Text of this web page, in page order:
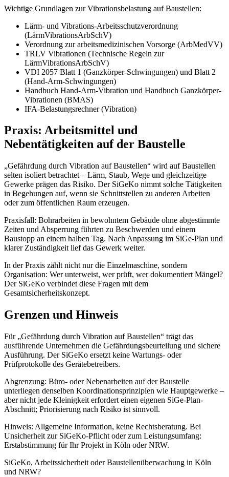
Wichtige Grundlagen zur Vibrationsbelastung auf Baustellen:
Lärm- und Vibrations-Arbeitsschutzverordnung
(LärmVibrationsArbSchV)
Verordnung zur arbeitsmedizinischen Vorsorge (ArbMedVV)
TRLV Vibrationen (Technische Regeln zur
LärmVibrationsArbSchV)
VDI 2057 Blatt 1 (Ganzkörper-Schwingungen) und Blatt 2
(Hand-Arm-Schwingungen)
Handbuch Hand-Arm-Vibration und Handbuch Ganzkörper-
Vibrationen (BMAS)
IFA-Belastungsrechner (Vibration)
Praxis: Arbeitsmittel und
Nebentätigkeiten auf der Baustelle
„Gefährdung durch Vibration auf Baustellen“ wird auf Baustellen
selten isoliert betrachtet – Lärm, Staub, Wege und gleichzeitige
Gewerke prägen das Risiko. Der SiGeKo nimmt solche Tätigkeiten
in Begehungen auf, wenn sie Schnittstellen zu anderen Arbeiten
oder zum öffentlichen Raum erzeugen.
Praxisfall: Bohrarbeiten in bewohntem Gebäude ohne abgestimmte
Zeiten und Absperrung führten zu Beschwerden und einem
Baustopp an einem halben Tag. Nach Anpassung im SiGe-Plan und
klarer Zuständigkeit lief das Gewerk weiter.
In der Praxis zählt nicht nur die Einzelmaschine, sondern
Organisation: Wer unterweist, wer prüft, wer dokumentiert Mängel?
Der SiGeKo verbindet diese Fragen mit dem
Gesamtsicherheitskonzept.
Grenzen und Hinweis
Für „Gefährdung durch Vibration auf Baustellen“ trägt das
ausführende Unternehmen die Gefährdungsbeurteilung und sichere
Ausführung. Der SiGeKo ersetzt keine Wartungs- oder
Prüfprotokolle des Gerätebetreibers.
Abgrenzung: Büro- oder Nebenarbeiten auf der Baustelle
unterliegen denselben Koordinationsprinzipien wie Hauptgewerke –
aber nicht jede Kleinigkeit erfordert einen eigenen SiGe-Plan-
Abschnitt; Priorisierung nach Risiko ist sinnvoll.
Hinweis: Allgemeine Information, keine Rechtsberatung. Bei
Unsicherheit zur SiGeKo-Pflicht oder zum Leistungsumfang:
Erstabstimmung für Ihr Projekt in Köln oder NRW.
SiGeKo, Arbeitssicherheit oder Baustellenüberwachung in Köln
und NRW?